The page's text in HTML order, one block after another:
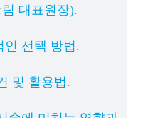
대표원장).
인 선택 방법.
및 활용법.